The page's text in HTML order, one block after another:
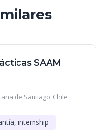
SAAM
de Santiago, Chile
internship